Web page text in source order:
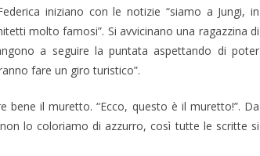
iniziano con le notizie “siamo a Jungi, in
molto famosi”. Si avvicinano una ragazzina di
a seguire la puntata aspettando di poter
fare un giro turistico”.
bene il muretto. “Ecco, questo è il muretto!”. Da
lo coloriamo di azzurro, così tutte le scritte si